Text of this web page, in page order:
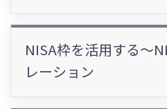
NISA枠を活用する～
レーション